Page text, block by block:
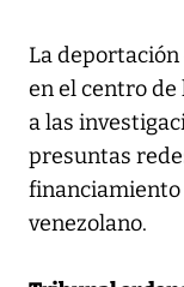
La deportación
en el centro
a las
presuntas
financiamiento
venezolano.